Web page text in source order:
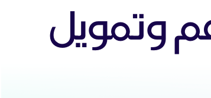
وتمويل